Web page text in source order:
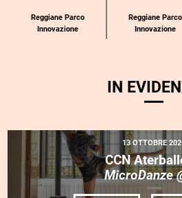
Reggiane Parco
Innovazione
Reggiane Parco
Innovazione
IN
13 OTTOBRE
CCN
MicroDanze